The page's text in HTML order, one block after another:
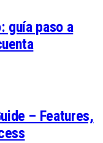
guía paso a
– Features,